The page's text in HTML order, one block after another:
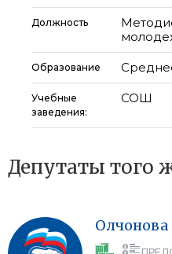
Должность
Образование
Учебные
заведения:
СОШ
Депутаты того
Олчонова